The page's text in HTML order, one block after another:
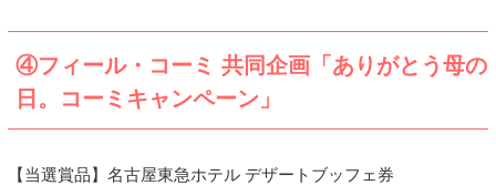
④フィール・コーミ 共同企画「ありがとう母の
日。コーミキャンペーン」
【当選賞品】名古屋東急ホテル デザートブッフェ券